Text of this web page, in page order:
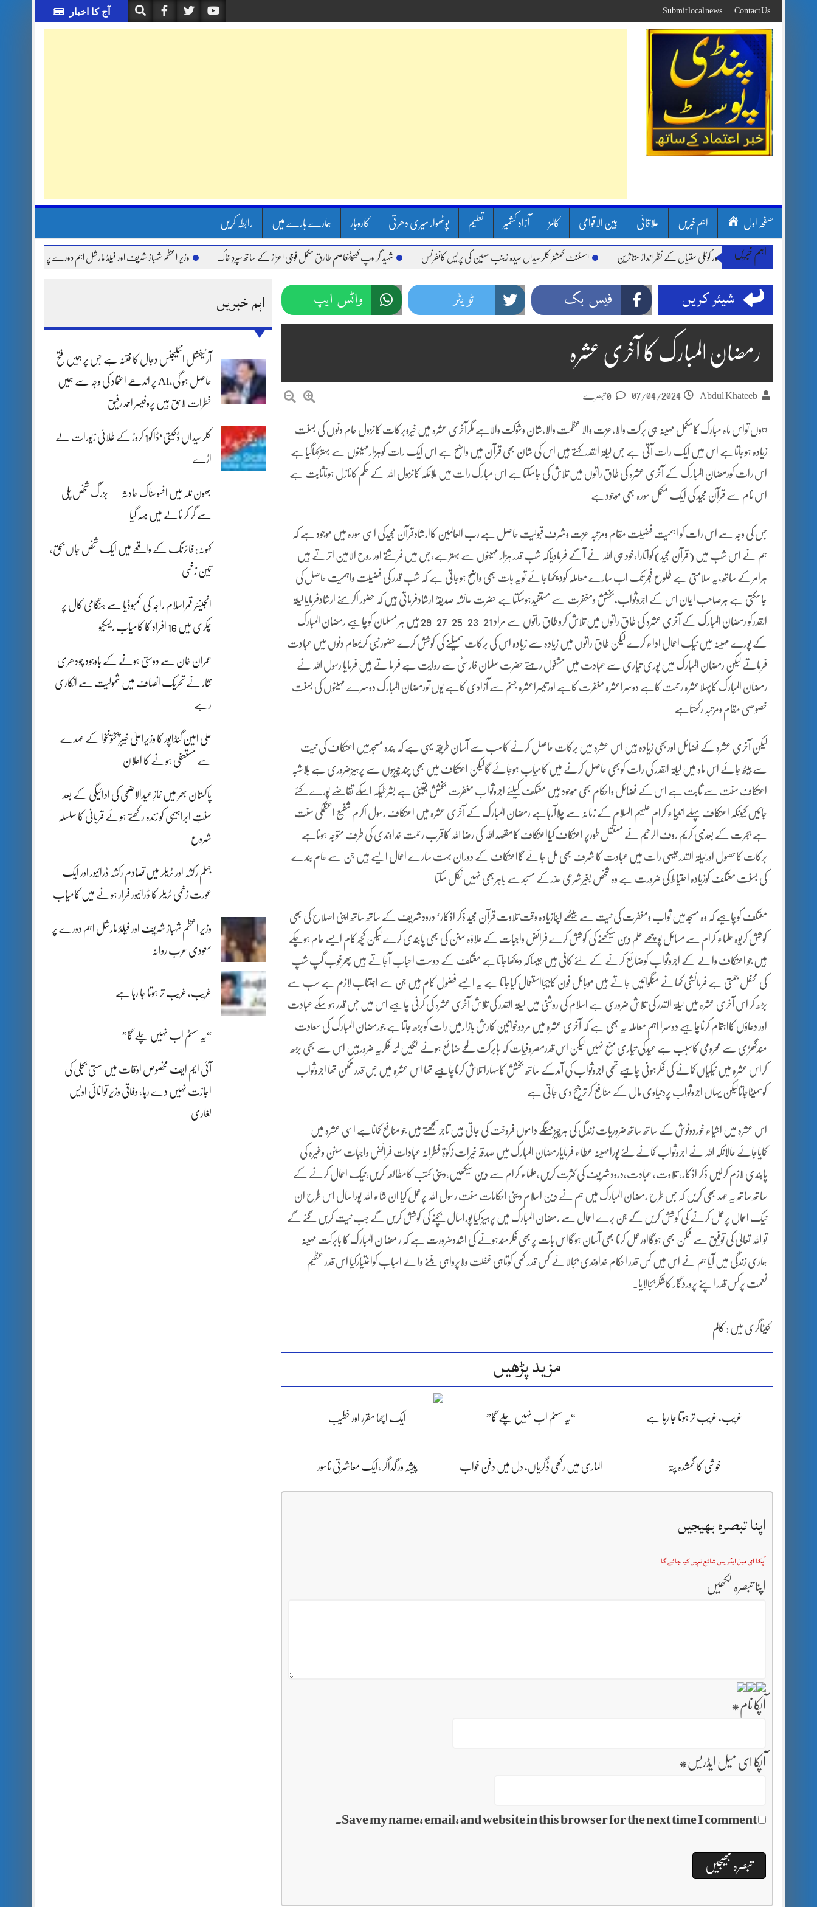
to
content
آج کا اخبار Contact Us
Submit local news
صفحہ اول اہم خبریں علاقائی بین الاقوامی کالمز آزاد کشمیر تعلیم پوٹھوار میری دھرتی کاروبار ہمارے بارے میں رابطہ کریں
اہم خبریں
لینڈ سلائیڈنگ اور کوٹلی ستیاں کے نظر انداز متاثرین اسسٹنٹ کمشنر کلرسیداں سیدہ زینب حسین کی پریس کانفرنس شہید گر وپ کیپٹنعاصم طارق مکمل فوجی اعزاز کے ساتھ سپردِ خاک وزیر اعظم شہباز شریف اور فیلڈ مارشل اہم دورے پر سعودی عرب روانہ
اہم خبریں
آرٹیفشل انٹلیجنس دجال کا فتنہ ہے جس پر ہمیں فتح
حاصل ہو گی،AI پر اندھے اعتماد کی وجہ سے ہمیں
خطرات لاحق ہیں پروفیسر احمد رفیق
کلرسیداں ڈکیتی‘ڈاکو1 کروڑ کے طلائی زیورات لے
اڑے
بھون نلہ میں افسوسناک حادثہ — بزرگ شخص پلی
سے گر کر نالے میں بہہ گیا
کہوٹہ: فائرنگ کے واقعے میں ایک شخص جاں بحق،
تین زخمی
انجینئر قمراسلام راجہ کی کمبوڈیا سے ہنگامی کال پر
چکری میں 16 افراد کا کامیاب ریسکیو
عمران خان سے دوستی ہونے کے باوجود چودھری
نثار نے تحریک انصاف میں شمولیت سے انکاری
رہے
علی امین گنڈاپور کا وزیراعلیٰ خیبرپختونخوا کے عہدے
سے مستعفی ہونے کا اعلان
پاکستان بھر میں نمازِ عیدالاضحی کی ادائیگی کے بعد
سنتِ ابراہیمی کو زندہ رکھتے ہوئے قربانی کا سلسلہ
شروع
جہلم رکشہ اور ٹریلر میں تصادم رکشہ ڈرائیور اور ایک
عورت زخمی ٹریلر کا ڈرائیور فرار ہونے میں کامیاب
وزیر اعظم شہباز شریف اور فیلڈ مارشل اہم دورے پر
سعودی عرب روانہ
غریب، غریب تر ہوتا جا رہا ہے
“یہ سسٹم اب نہیں چلے گا”
آئی ایم ایف مخصوص اوقات میں سستی بجلی کی
اجازت نہیں دے رہا، وفاقی وزیر توانائی اویس
لغاری
شیئر کریں فیس بک ٹویٹر واٹس ایپ
رمضان المبارک کا آخری عشرہ
Abdul Khateeb
07/04/2024
¤وں تواس ماہ مبارک کامکمل مہینہ ہی برکت والا،عزت والا عظمت والا،شان وشوکت والاہے مگرآخری عشرہ میں خیروبرکات کانزول عام دنوں کی بسنت
زیادہ ہوجاتاہے اس میں ایک رات آتی ہے جس لیلۃ القدرکہتے ہیں اس کی شان بھی قرآن میں واضح ہے اس ایک رات کوہزارمہینوں سے بہترکہاگیاہے
اس رات کورمضان المبارک کے آخری عشرہ کی طاق راتوں میں تلاش کی جاسکتاہے اس مبارک رات میں ملائکہ کانزول اللہ کے حکم کانازل ہوناثابت ہے
اس نام سے قرآن مجید کی ایک مکمل سورہ بھی موجودہے
جس کی وجہ سے اس رات کو اہمیت فضیلت مقام ومرتبہ عزت وشرف قبولیت حاصل ہے رب العالمین کاارشادقرآن مجیدکی اسی سورہ میں موجود ہے کہ
ہم نے اس شب میں (قرآن مجید)کواتارا،خود ہی اللہ نے آگے فرمادیاکہ شب قدر ہزار مہینوں سے بہترہے،جس میں فرشتے اور روح الامین اترتے ہیں
ہرامرکے ساتھ،یہ سلامتی ہے طلوع فجر تک اب سارے معاملہ کودیکھاجائے تویہ بات بھی واضح ہوجاتی ہے کہ شب قدر کی فضیلت واہمیت حاصل کی
جاسکتی ہے ہرصاحب ایمان اس کے اجروثواب،بخشش ومغفرت سے مستفیدہوسکتاہے حضرت عائشہ صدیقہؓ ارشادفرماتی ہیں کہ حضور اکرمؐنے ارشادفرمایا لیلۃ
القدرکو رمضان المبارک کے آخری عشرہ کی طاق راتوں میں تلاش کرو طاق راتوں سے مراد 21-23-25-27-29 ہیں ہر مسلمان کوچاہیے رمضان المبارک
کے پورے مہینہ میں نیک اعمال اداء کرے لیکن طاق راتوں میں زیادہ سے زیادہ اس کی برکات سمیٹنے کی کوشش کرے حضور نبی کریمؐعام دنوں میں عبادت
فرماتے لیکن رمضان المبارک میں پوری تیاری سے عبادت میں مشغول رہتے حضرت سلمان فارسیؓ سے روایت ہے فر ما تے ہیں فرمایا رسول اللہ نے
رمضان المبارک کاپہلاعشرہ رحمت کاہے دوسراعشرہ مغفرت کاہے اورتیسراعشرہ جہنم سے آزادی کاہے یوں تورمضان المبارک دوسرے مہینوں کی بسنت
خصوصی مقام ومرتبہ رکھتاہے
لیکن آخری عشرہ کے فضائل اوربھی زیادہ ہیں اس عشرہ میں برکات حاصل کرنے کاسب سے آسان طریقہ یہی ہے کہ بندہ مسجدمیں اعتکاف کی نیت
سے بیٹھ جائے اس ماہ میں لیلۃ القدر کی رات کوبھی حاصل کرنے میں کامیاب ہوجائے گالیکن اعتکاف میں بھی چند چیزوں سے پرہیزضروری ہے بلاشبہ
اعتکاف سنت سے ثابت ہے اس کے فضائل واحکام بھی موجود ہیں معتکف کیلئے اجروثواب مغفرت بخشش یقینی ہے بشرطیکہ اسکے تقاضے پورے کئے
جائیں کیونکہ اعتکاف پہلے انبیاء کرام علیہم السلام کے زمانہ سے چلاآرہاہے رمضان المبارک کے آخری عشرہ میں اعتکاف رسول اکرم شفیع اعظمؐکی سنت
ہے ہجرت کے بعدنبی کریم روف الرحیم نے مستقل طورپر اعتکاف کیااعتکاف کامقصد اللہ کی رضا اللہ کاقرب رحمت خداوندی کی طرف متوجہ ہوناہے
برکات کاحصول اورلیلۃ القدرجیسی رات میں عبادت کا شرف بھی مل جائے گااعتکاف کے دوران بہت سارے اعمال ایسے ہیں جن سے عام بندے
کی بسنت معتکف کوزیادہ احتیاط کی ضرورت ہے وہ شخص بغیرشرعی عذرکے مسجدسے باہربھی نہیں نکل سکتا
معتکف کوچاہیے کہ وہ مسجدمیں ثواب ومغفرت کی نیت سے بیٹھے اپنازیادہ وقت تلاوت قرآن مجید ذکر اذکار‘ درودشریف کے ساتھ ساتھ اپنی اصلاح کی بھی
کوشش کریوہ علماء کرام سے مسائل پوچھے علم دین سیکھنے کی کوشش کرے فرائض واجبات کے علاؤہ سنن کی بھی پابندی کرے لیکن کچھ کام ایسے عام ہوچکے
ہیں جو اعتکاف والے کے اجروثواب کوضائع کرنے کے لئے کافی ہیں جیساکہ دیکھاجاتاہے معتکف کے دوست احباب آجاتے ہیں پھرخوب گپ شپ
کی محفل جمتی ہے فرمائشی کھانے منگوائیں جاتے ہیں موبائل فون کابیجااستعمال کیاجاتا ہے یہ ایسے فضول کام ہیں جن سے اجتناب لازم ہے سب سے
بڑھ کر اس آخری عشرہ میں لیلۃ القدر کی تلاش ضروری ہے اسلام کی روشنی میں لیلۃ القدر کی تلاش آخری عشرہ کی کرنی چاہیے اس میں جس قدر ہوسکے عبادت
اور دعاؤں کااہتمام کرناچاہیے دوسرا اہم معاملہ یہ بھی ہے کہ آخری عشرہ میں مردوخواتین کارش بازارمیں رات کوبڑھ جاتاہے جورمضان المبارک کی سعادت
مندگھڑی سے محرومی کاسبب ہے عیدکی تیاری منع نہیں لیکن اس قدرمصروفیات کہ بابرکت لمحے ضائع ہونے لگیں لمحہ فکریہ ضرورہیں اس سے بھی بڑھ
کراس عشرہ میں نیکیاں کمانے کی فکرہونی چاہیے تھی اجروثواب کی آمدکے ساتھ بخشش کاسہارا تلاش کرناچاہیے تھا اس عشرہ میں جس قدر ممکن تھا اجروثواب
کوسمیٹاجاتالیکن یہاں اجروثواب پردنیاوی مال کے منافع کرترجیح دی جاتی ہے
اس عشرہ میں اشیاء خوردونوش کے ساتھ ساتھ ضروریات زندگی کی ہرچیزمہنگے داموں فروخت کی جاتی ہیں تاجرسمجھتے ہیں جو منافع کماناہے اسی عشرہ میں
کمایاجائے حالانکہ اللہ نے اجروثواب کمانے لئے پورامہینہ عطاء فرمایارمضان المبارک میں صدقہ خیرات زکوٰۃ فطرانہ عبادات فرائض واجبات سنن وغیرہ کی
پابندی لازم کرلیں ذکر اذکار، تلاوت، عبادت،درودشریف کی کثرت کریں،علماء کرام سے دین سیکھیں،دینی کتب کامطالعہ کریں،نیک اعمال کرنے کے
ساتھ ساتھ یہ عہد بھی کریں کہ جس طرح رمضان المبارک میں ہم نے دین اسلام دینی احکامات سنت رسول اللہ پرعمل کیا ان شاء اللہ پوراسال اس طرح ان
نیک اعمال پرعمل کرنے کی کوشش کریں گے جن برے اعمال سے رمضان المبارک میں پرہیز کیا پوراسال بچنے کی کوشش کریں گے جب نیت کریں گئے گے
تو اللہ تعالیٰ کی توفیق سے ممکن بھی ہوگااورعمل کرنا بھی آسان ہوگااس بات پربھی فکرمندہونے کی اشددضرورت ہے کہ ر مضا ن المبارک کا بابرکت مہینہ
ہماری زندگی میں آیا ہم نے اس میں کس قدر احکام خداوندی بجالائے کس قدر کمی کوتاہی غفلت ولاپرواہی بننے والے اسباب کواختیارکیا اس قدر عظیم
نعمت پرکس قدر اپنے پروردگار کاشکربجالایا۔
کیٹاگری میں : کالم
مزید پڑھیں
غریب، غریب تر ہوتا جا رہا ہے “یہ سسٹم اب نہیں چلے گا” ایک اچھا مقرر اور خطیب
خوشی کا گمشدہ پتہ الماری میں رکھی ڈگریاں، دل میں دفن خواب پیشہ ور گداگر ،ایک معاشرتی ناسور
اپنا تبصرہ بھیجیں
آپکا ای میل ایڈریس شائع نہیں کیا جائے گا
اپنا تبصرہ لکھیں
آپکا نام *
آپکا ای میل ایڈریس *
Save my name, email, and website in this browser for the next time I comment.